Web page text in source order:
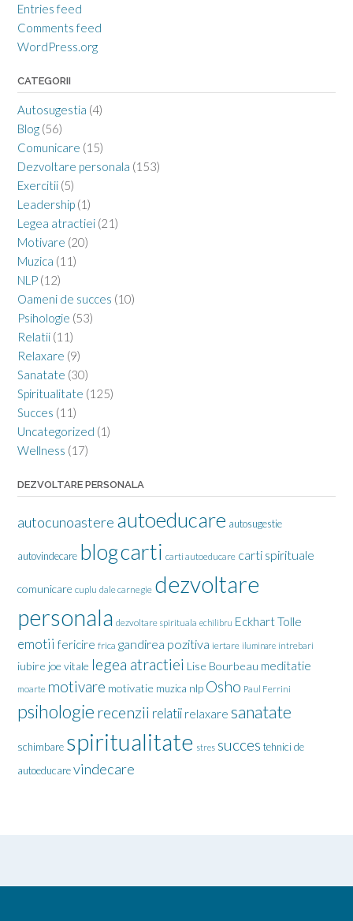
Entries feed
Comments feed
WordPress.org
CATEGORII
Autosugestia (4)
Blog (56)
Comunicare (15)
Dezvoltare personala (153)
Exercitii (5)
Leadership (1)
Legea atractiei (21)
Motivare (20)
Muzica (11)
NLP (12)
Oameni de succes (10)
Psihologie (53)
Relatii (11)
Relaxare (9)
Sanatate (30)
Spiritualitate (125)
Succes (11)
Uncategorized (1)
Wellness (17)
DEZVOLTARE PERSONALA
autocunoastere autoeducare autosugestie
autovindecare blogcarti carti autoeducare carti spirituale
comunicare cuplu dale carnegie dezvoltare
personala dezvoltare spirituala echilibru Eckhart Tolle
emotii fericire frica gandirea pozitiva iertare iluminare intrebari
iubire joe vitale legea atractiei Lise Bourbeau meditatie
moarte motivare motivatie muzica nlp Osho Paul Ferrini
psihologie recenzii relatii relaxare sanatate
schimbare spiritualitate stres succes tehnici de
autoeducarevindecare